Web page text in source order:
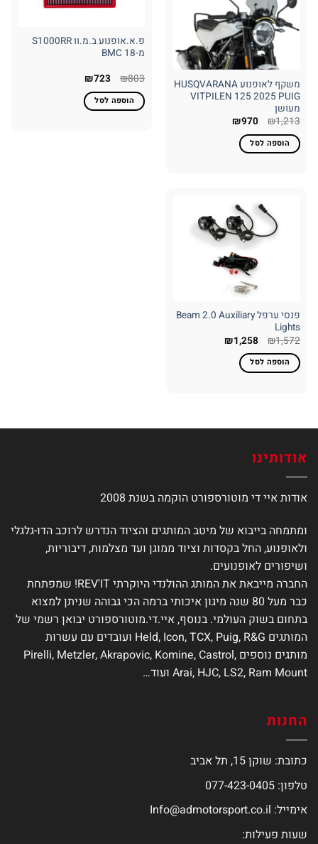
משקף לאופנוע HUSQVARANA
VITPILEN 125 2025 PUIG
מעושן
₪1,213
₪970
הוספה לסל
פ.א.אופנוע ב.מ.וו S1000RR
מ-18 BMC
₪803 המחיר
היה:
₪803.
₪723 המחיר
הוא:
₪723. הוספה לסל
פנסי ערפל Beam 2.0 Auxiliary
Lights
₪1,572 המחיר
המקורי
היה:
₪1,572.
₪1,258 המחיר
הוספה לסל
אודותינו
אודות איי די מוטורספורט הוקמה בשנת 2008
ומתמחה בייבוא של מיטב המותגים והציוד הנדרש לרוכב הדו-גלגלי
ולאופנוע, החל בקסדות וציוד ממוגן ועד מצלמות, דיבוריות,
ושיפורים לאופנועים.
החברה מייבאת את המותג ההולנדי היוקרתי REV'IT! שמפתחת
כבר מעל 80 שנה מיגון איכותי ברמה הכי גבוהה שניתן למצוא
בתחום בשוק העולמי. בנוסף, איי.די.מוטורספורט יבואן רשמי של
המותגים Held, Icon, TCX, Puig, R&G ועובדים עם עשרות
מותגים נוספים Pirelli, Metzler, Akrapovic, Komine, Castrol,
Arai, HJC, LS2, Ram Mount ועוד…
החנות
כתובת: שוקן 15, תל אביב
טלפון: 077-423-0405
אימייל: Info@admotorsport.co.il
שעות פעילות: